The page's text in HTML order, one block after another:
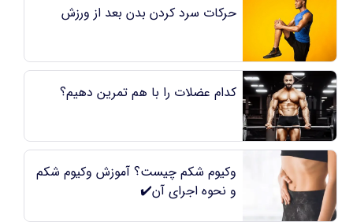
حركات سرد كردن بدن بعد از ورزش
کدام عضلات را با هم تمرین دهیم؟
وکیوم شکم چیست؟‌ آموزش وکیوم شکم
و نحوه اجرای آن✔️